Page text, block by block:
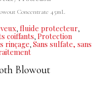
Concentrate 45mL
, fluide protecteur,
coiffants, Protection
rinçage, Sans sulfate, sans
Blowout